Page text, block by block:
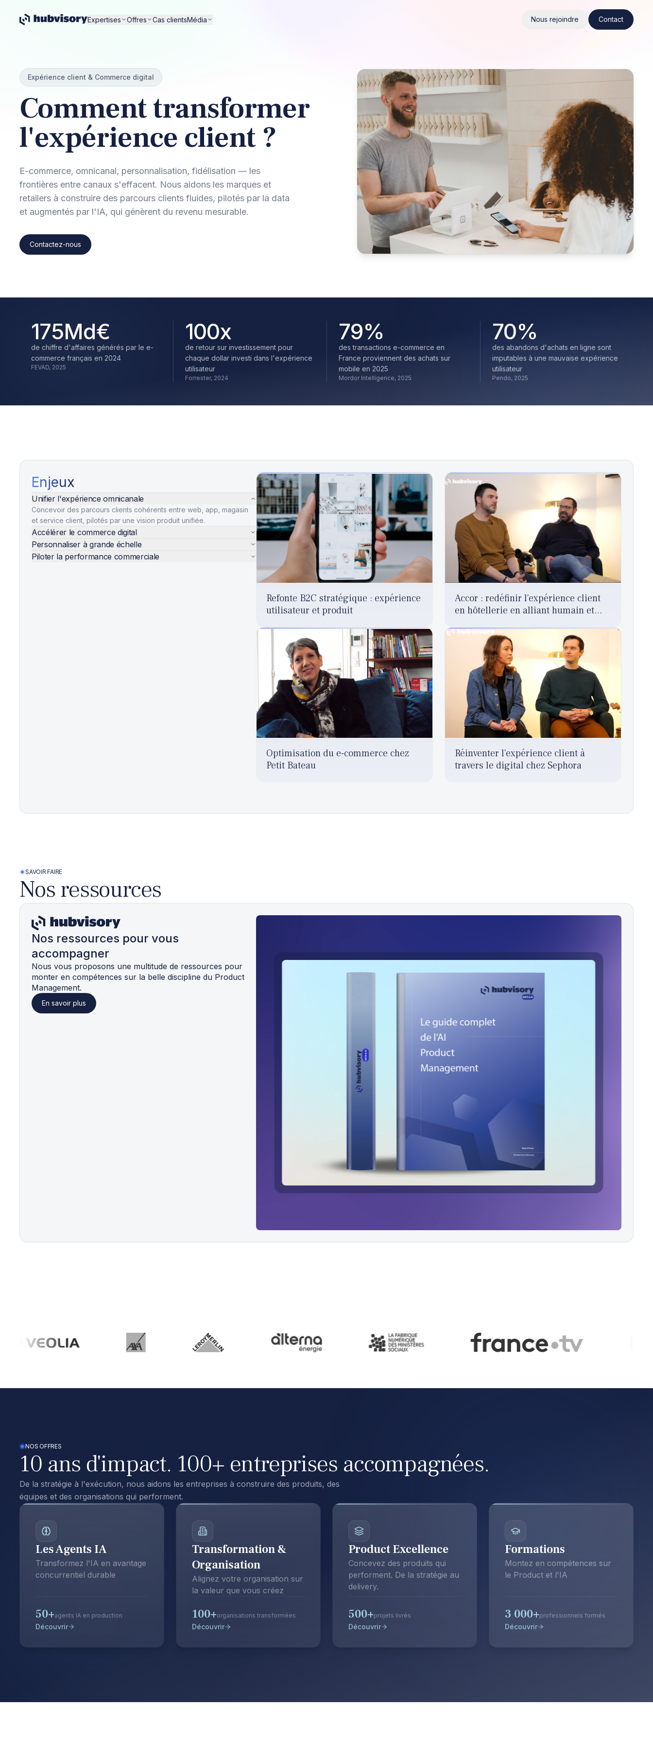
Expertises Offres Cas clientsMédia Nous rejoindre Contact
Expérience client & Commerce digital
Comment transformer
l'expérience client ?
E-commerce, omnicanal, personnalisation, fidélisation — les
frontières entre canaux s'effacent. Nous aidons les marques et
retailers à construire des parcours clients fluides, pilotés par la data
et augmentés par l'IA, qui génèrent du revenu mesurable.
Contactez-nous
175Md€
de chiffre d'affaires générés par le e-
commerce français en 2024
FEVAD, 2025
100x
de retour sur investissement pour
chaque dollar investi dans l'expérience
utilisateur
Forrester, 2024
79%
des transactions e-commerce en
France proviennent des achats sur
mobile en 2025
Mordor Intelligence, 2025
70%
des abandons d'achats en ligne sont
imputables à une mauvaise expérience
utilisateur
Pendo, 2025
Enjeux
Unifier l'expérience omnicanale
Concevoir des parcours clients cohérents entre web, app, magasin
et service client, pilotés par une vision produit unifiée.
Accélérer le commerce digital
Personnaliser à grande échelle
Piloter la performance commerciale
Refonte B2C stratégique : expérience
utilisateur et produit
Accor : redéfinir l'expérience client
en hôtellerie en alliant humain et
Optimisation du e-commerce chez
Petit Bateau
Réinventer l'expérience client à
travers le digital chez Sephora
SAVOIR FAIRE
Nos ressources
Nos ressources pour vous
accompagner
Nous vous proposons une multitude de ressources pour
monter en compétences sur la belle discipline du Product
Management.
En savoir plus
NOS OFFRES
10 ans d'impact. 100+ entreprises accompagnées.
De la stratégie à l'exécution, nous aidons les entreprises à construire des produits, des
équipes et des organisations qui performent.
Les Agents IA
Transformez l'IA en avantage
concurrentiel durable
50+agents IA en production
Découvrir
Transformation &
Organisation
Alignez votre organisation sur
la valeur que vous créez
100+organisations transformées
Découvrir
Product Excellence
Concevez des produits qui
performent. De la stratégie au
delivery.
500+projets livrés
Découvrir
Formations
Montez en compétences sur
le Product et l'IA
3 000+professionnels formés
Découvrir